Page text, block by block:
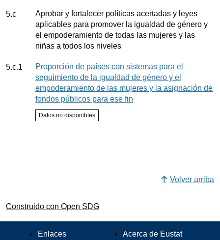
Meta
5.c
Aprobar y fortalecer políticas acertadas y leyes
aplicables para promover la igualdad de género y
el empoderamiento de todas las mujeres y las
niñas a todos los niveles
Indicador
5.c.1
Proporción de países con sistemas para el
seguimiento de la igualdad de género y el
empoderamiento de las mujeres y la asignación de
fondos públicos para ese fin
Estado del indicador
Datos no disponibles
Volver arriba
Construido con Open SDG
Enlaces
Acerca de Eustat